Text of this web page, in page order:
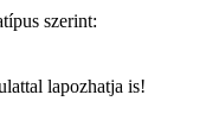
szerint:
lapozhatja is!